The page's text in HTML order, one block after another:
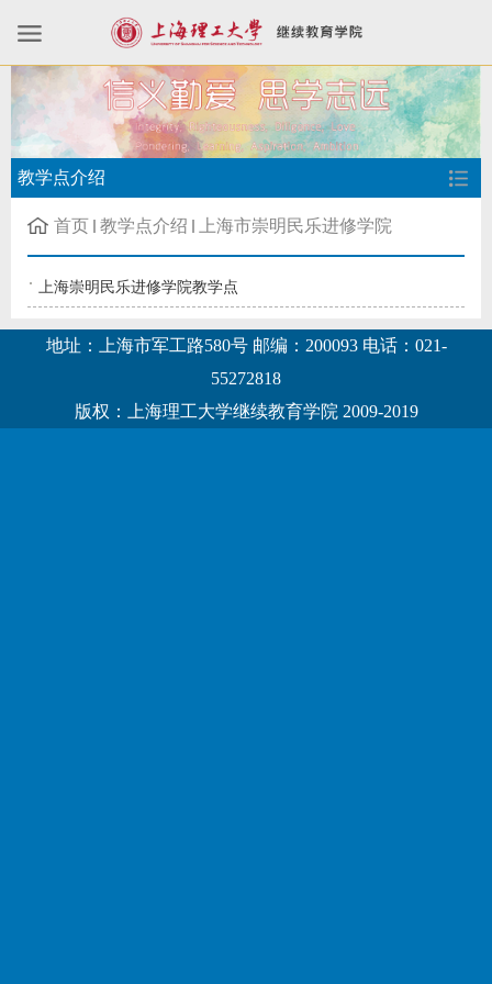
教学点介绍
首页 教学点介绍 上海市崇明民乐进修学院
上海崇明民乐进修学院教学点
地址：上海市军工路580号 邮编：200093 电话：021-
55272818
版权：上海理工大学继续教育学院 2009-2019